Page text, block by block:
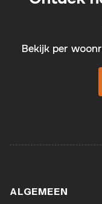
Stevig
Massief
Meer
Bekijk per
ALGEMEEN